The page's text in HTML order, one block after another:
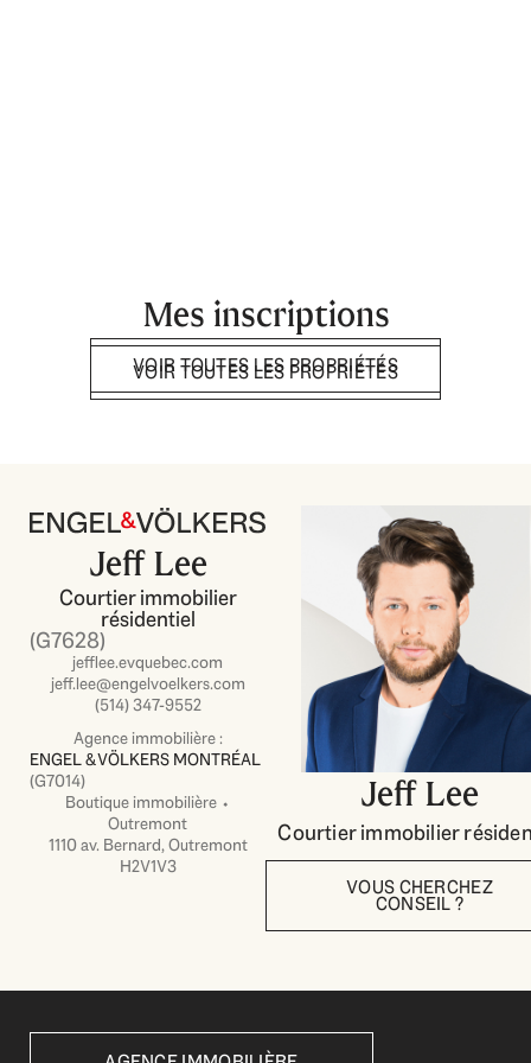
Mes inscriptions
VOIR TOUTES LES PROPRIÉTÉS
VOIR TOUTES LES PROPRIÉTÉS
Jeff Lee
Courtier immobilier
résidentiel
(G7628)
jefflee.evquebec.com
jeff.lee@engelvoelkers.com
(514) 347-9552
Agence immobilière :
ENGEL & VÖLKERS MONTRÉAL
(G7014)
Boutique immobilière ⬩
Outremont
1110 av. Bernard, Outremont
H2V1V3
Jeff Lee
Courtier immobilier
VOUS CHERCHEZ
CONSEIL ?